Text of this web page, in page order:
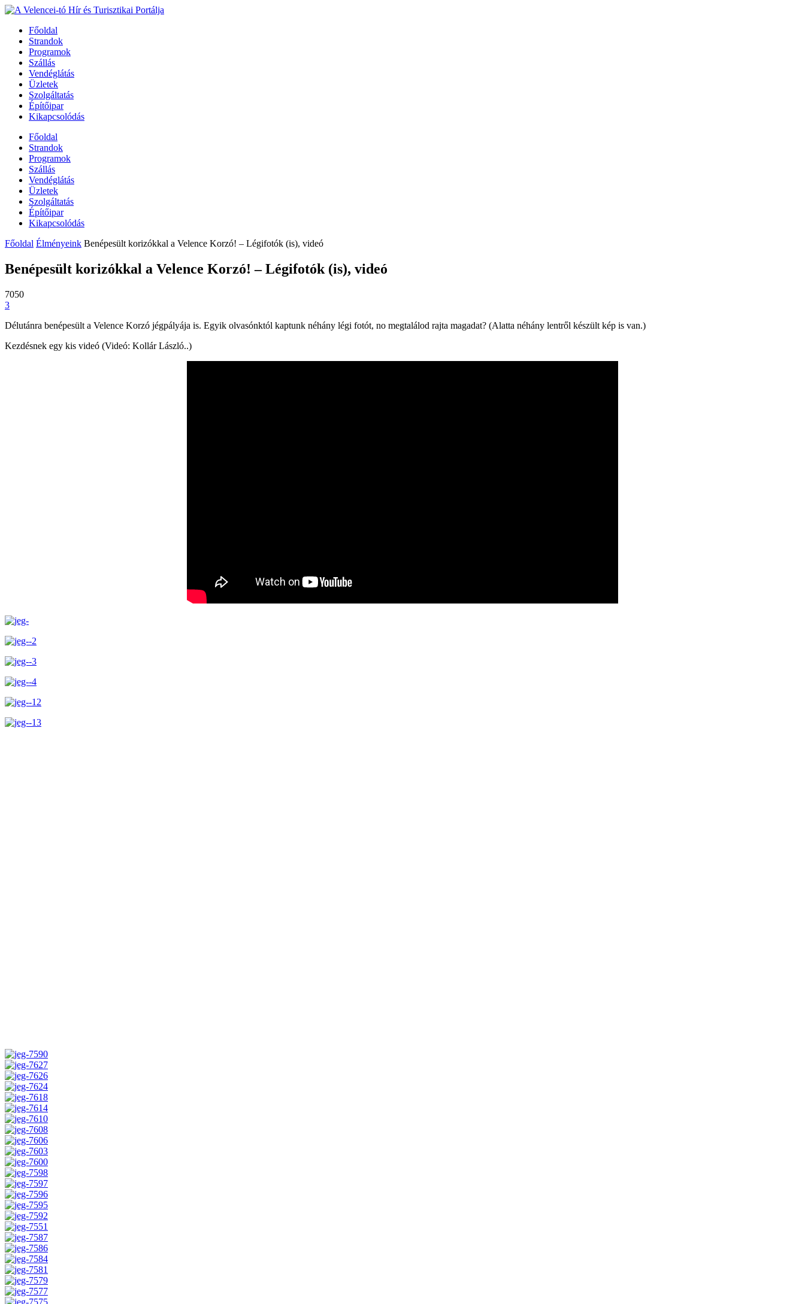
Főoldal
Strandok
Programok
Szállás
Vendéglátás
Üzletek
Szolgáltatás
Építőipar
Kikapcsolódás
Főoldal
Strandok
Programok
Szállás
Vendéglátás
Üzletek
Szolgáltatás
Építőipar
Kikapcsolódás
Főoldal Élményeink Benépesült korizókkal a Velence Korzó! – Légifotók (is), videó
Benépesült korizókkal a Velence Korzó! – Légifotók (is), videó
7050
3
Délutánra benépesült a Velence Korzó jégpályája is. Egyik olvasónktól kaptunk néhány légi fotót, no megtalálod rajta magadat? (Alatta néhány lentről készült kép is van.)
Kezdésnek egy kis videó (Videó: Kollár László..)